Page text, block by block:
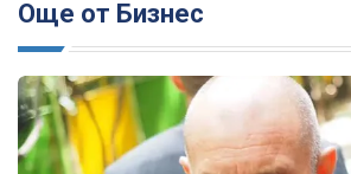
Още от Бизнес